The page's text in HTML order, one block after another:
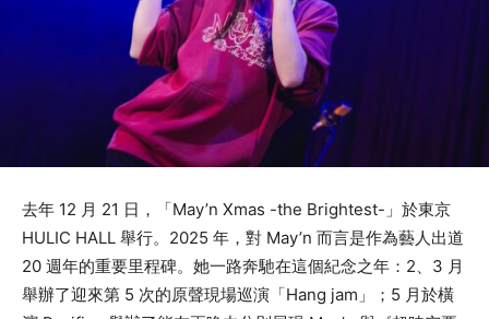
去年 12 月 21 日，「May’n Xmas -the Brightest-」於東京
HULIC HALL 舉行。2025 年，對 May’n 而言是作為藝人出道
20 週年的重要里程碑。她一路奔馳在這個紀念之年：2、3 月
舉辦了迎來第 5 次的原聲現場巡演「Hang jam」；5 月於橫